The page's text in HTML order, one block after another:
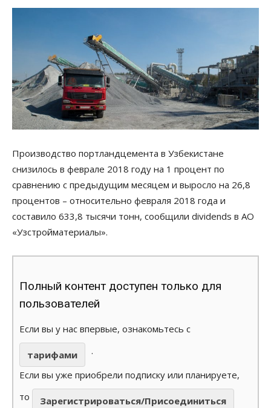
Производство портландцемента в Узбекистане
снизилось в феврале 2018 году на 1 процент по
сравнению с предыдущим месяцем и выросло на 26,8
процентов – относительно февраля 2018 года и
составило 633,8 тысячи тонн, сообщили dividends в АО
«Узстройматериалы».
Полный контент доступен только для
пользователей
Если вы у нас впервые, ознакомьтесь с
тарифами
.
Если вы уже приобрели подписку или планируете,
то
Зарегистрироваться/Присоединиться